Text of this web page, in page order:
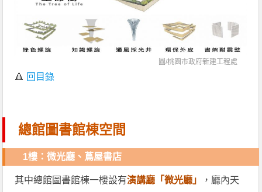
圖/桃園市政府新建工程處
🔺 回目錄
總館圖書館棟空間
1樓：微光廳、蔦屋書店
其中總館圖書館棟一樓設有演講廳「微光廳」
，廳內天